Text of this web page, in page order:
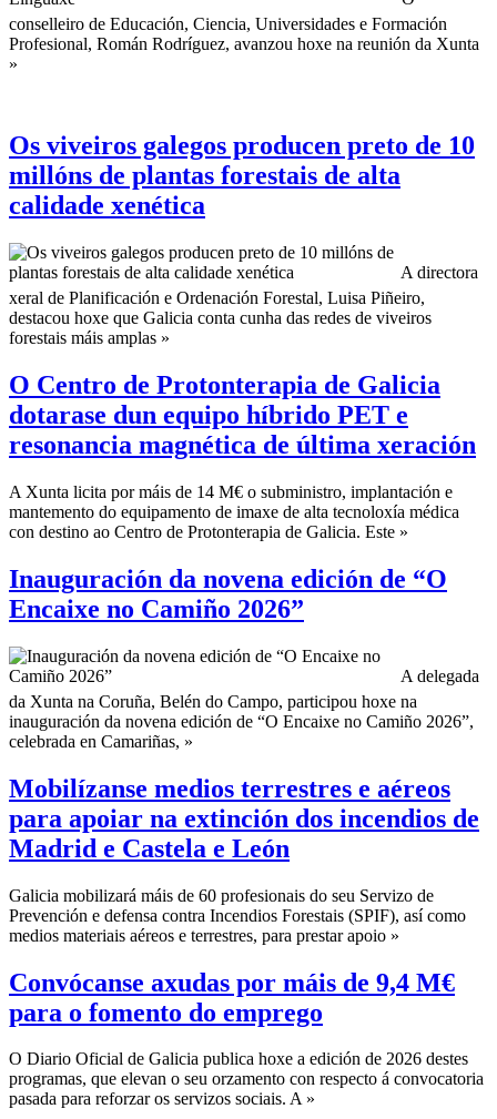
conselleiro de Educación, Ciencia, Universidades e Formación
Profesional, Román Rodríguez, avanzou hoxe na reunión da Xunta
»
Os viveiros galegos producen preto de 10
millóns de plantas forestais de alta
calidade xenética
A directora
xeral de Planificación e Ordenación Forestal, Luisa Piñeiro,
destacou hoxe que Galicia conta cunha das redes de viveiros
forestais máis amplas »
O Centro de Protonterapia de Galicia
dotarase dun equipo híbrido PET e
resonancia magnética de última xeración
A Xunta licita por máis de 14 M€ o subministro, implantación e
mantemento do equipamento de imaxe de alta tecnoloxía médica
con destino ao Centro de Protonterapia de Galicia. Este »
Inauguración da novena edición de “O
Encaixe no Camiño 2026”
A delegada
da Xunta na Coruña, Belén do Campo, participou hoxe na
inauguración da novena edición de “O Encaixe no Camiño 2026”,
celebrada en Camariñas, »
Mobilízanse medios terrestres e aéreos
para apoiar na extinción dos incendios de
Madrid e Castela e León
Galicia mobilizará máis de 60 profesionais do seu Servizo de
Prevención e defensa contra Incendios Forestais (SPIF), así como
medios materiais aéreos e terrestres, para prestar apoio »
Convócanse axudas por máis de 9,4 M€
para o fomento do emprego
O Diario Oficial de Galicia publica hoxe a edición de 2026 destes
programas, que elevan o seu orzamento con respecto á convocatoria
pasada para reforzar os servizos sociais. A »